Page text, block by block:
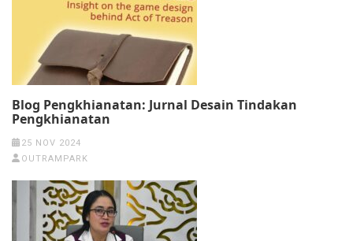
Blog Pengkhianatan: Jurnal Desain Tindakan
Pengkhianatan
25 NOV 2024
OUTRAMPARK